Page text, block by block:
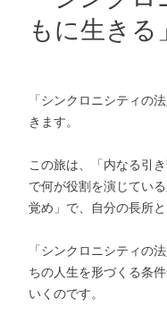
もに生きる」
「シンクロニシティの
きます。
この旅は、「内なる引
で何が役割を演じてい
覚め」で、自分の長所
「シンクロニシティの
ちの人生を形づくる条
いくのです。